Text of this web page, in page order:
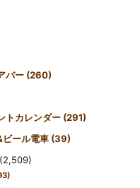
バー (260)
トカレンダー (291)
ビール電車 (39)
(2,509)